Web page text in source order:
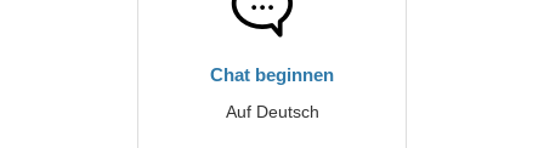
Chat beginnen
Auf Deutsch